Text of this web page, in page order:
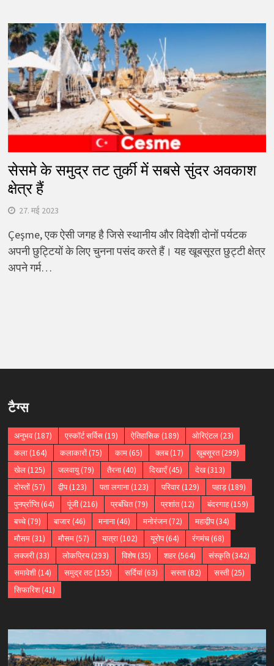
सेसमे के समुद्र तट तुर्की में सबसे सुंदर अवकाश
क्षेत्र हैं
27. मई 2023
Çeşme, एक ऐसी जगह है जिसे स्थानीय और विदेशी दोनों पर्यटक
अपनी छुट्टियों के लिए चुनना पसंद करते हैं। यह खूबसूरत छुट्टी क्षेत्र
अपने गर्म…
टैग्स
अनुभव(187) एस्कॉर्ट सर्विस(19) ऐतिहासिक(189) ओरिएंटल(23)
कला(164) कलाकारों(75) काम(65) क्लब(17) ख़ूबसूरत(299)
खेल(125) जलवायु(79) तैरना(40) दिखाएँ(45) देख(313)
दोस्तों(57) द्वीप(123) पता लगाना(123) परिवार(129) पहाड़(189)
पुनर्प्राप्ति(64) पूंजी(216) प्रबंधित(79) प्रशांत(12) बंदरगाह(159)
बच्चे(79) बाजार(46) मनाना(46) मनोरंजन(72) महाद्वीप(34)
मौसम(31) मौसम(57) यात्रा(102) यूरोप(64) रंगमंच(68)
लक्जरी(33) लोकप्रिय(293) विशेष(35) शहर(564) संस्कृति(342)
समावेशी(14) समुद्र तट(155) सर्दियां(63) सस्ता(82) सस्ती(25)
सिफारिश(41)